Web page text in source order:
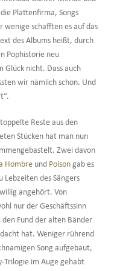
Plattenfirma, Songs
schafften es auf das
des Albums heißt, durch
Pophistorie neu
Glück nicht. Dass auch
wir nämlich schon. Und
Reste aus den
Stücken hat man nun
Zwei davon
Hombreund Poisongab es
Lebzeiten des Sängers
angehört. Von
nur der Geschäftssinn
den Fund der alten Bänder
hat. Weniger rührend
Song aufgebaut,
-Trilogie im Auge gehabt